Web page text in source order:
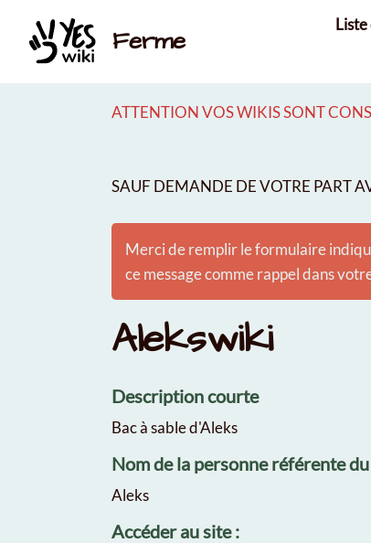
Aller au contenu principal
Ferme
Liste
ATTENTION VOS WIKIS SONT
SAUF DEMANDE DE VOTRE PART
Merci de remplir le formulaire
ce message comme rappel dans
Alekswiki
Description courte
Bac à sable d'Aleks
Nom de la personne référente
Aleks
Accéder au site :